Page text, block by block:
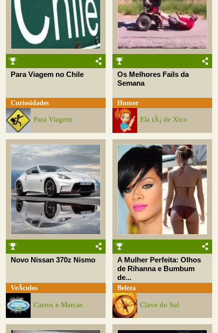
Para Viagem no Chile
Curiosidades
Para Viagem
Os Melhores Fails da
Semana
Humor
Ela tÃ¡ de Xico
Novo Nissan 370z Nismo
VeÃ­culos
Carros e Marcas
A Mulher Perfeita: Olhos
de Rihanna e Bumbum
de...
Beleza
Clave do Sul